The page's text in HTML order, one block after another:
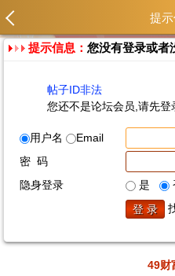
提
提示信息：您没有登录或者
帖子ID非法
您还不是论坛会员,请先登
用户名
Email
密 码
隐身登录
是
49财